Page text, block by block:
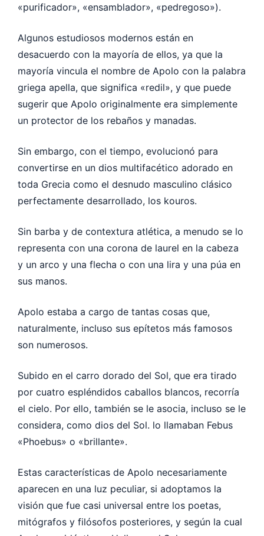
«purificador», «ensamblador», «pedregoso»).
Algunos estudiosos modernos están en
desacuerdo con la mayoría de ellos, ya que la
mayoría vincula el nombre de Apolo con la palabra
griega apella, que significa «redil», y que puede
sugerir que Apolo originalmente era simplemente
un protector de los rebaños y manadas.
Sin embargo, con el tiempo, evolucionó para
convertirse en un dios multifacético adorado en
toda Grecia como el desnudo masculino clásico
perfectamente desarrollado, los kouros.
Sin barba y de contextura atlética, a menudo se lo
representa con una corona de laurel en la cabeza
y un arco y una flecha o con una lira y una púa en
sus manos.
Apolo estaba a cargo de tantas cosas que,
naturalmente, incluso sus epítetos más famosos
son numerosos.
Subido en el carro dorado del Sol, que era tirado
por cuatro espléndidos caballos blancos, recorría
el cielo. Por ello, también se le asocia, incluso se le
considera, como dios del Sol. lo llamaban Febus
«Phoebus» o «brillante».
Estas características de Apolo necesariamente
aparecen en una luz peculiar, si adoptamos la
visión que fue casi universal entre los poetas,
mitógrafos y filósofos posteriores, y según la cual